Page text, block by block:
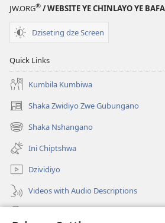
JW.ORG® / WEBSITE YE CHINLAYO YE
Dziseting dze Screen
Quick Links
Kumbila Kumbiwa
Shaka Zwidiyo Zwe Gubungano
(opens
new
window)
Shaka Nshangano
(opens
new
window)
Ini Chiptshwa
Dzividiyo
Videos with Audio Descriptions